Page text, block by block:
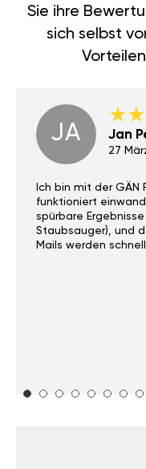
Sie ihre
sich selbst
JA Jan
27
Ich bin mit der GÄN
funktioniert
spürbare
Staubsauger), und
Mails werden